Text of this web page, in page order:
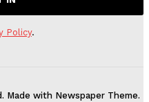
Policy.
Made with Newspaper Theme.